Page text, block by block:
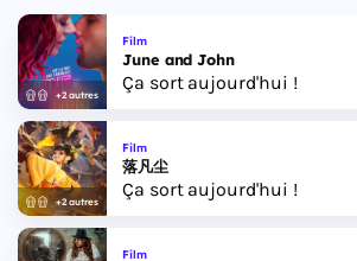
+2 autres
Film
June and John
Ça sort aujourd'hui !
+2 autres
Film
落凡尘
Ça sort aujourd'hui !
Film